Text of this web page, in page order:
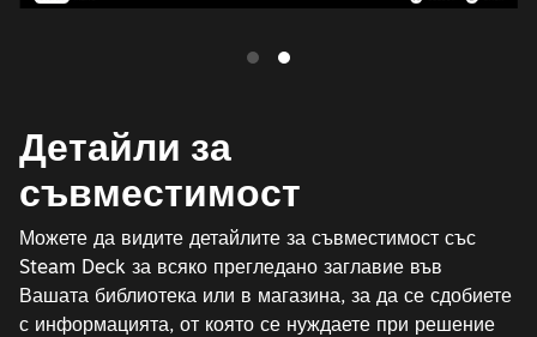
Детайли за
съвместимост
Можете да видите детайлите за съвместимост със
Steam Deck за всяко прегледано заглавие във
Вашата библиотека или в магазина, за да се сдобиете
с информацията, от която се нуждаете при решение